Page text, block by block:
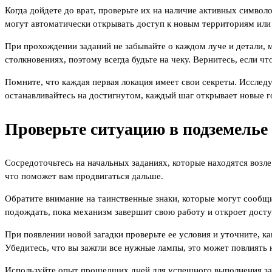
Когда дойдете до врат, проверьте их на наличие активных
могут автоматически открывать доступ к новым территориям
При прохождении заданий не забывайте о каждом луче и
столкновениях, поэтому всегда будьте на чеку. Вернитесь, если
Помните, что каждая первая локация имеет свои секреты.
останавливайтесь на достигнутом, каждый шаг открывает новые
Проверьте ситуацию в
Сосредоточьтесь на начальных заданиях, которые находятся
что поможет вам продвигаться дальше.
Обратите внимание на таинственные знаки, которые могут
подождать, пока механизм завершит свою работу и откроет
При появлении новой загадки проверьте ее условия и уточните,
Убедитесь, что вы зажгли все нужные лампы, это может повлиять